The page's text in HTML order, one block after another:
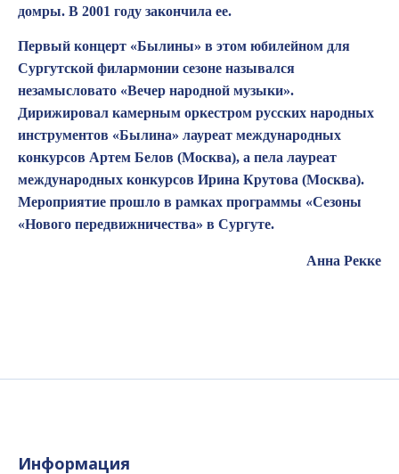
домры. В 2001 году закончила ее.
Первый концерт «Былины» в этом юбилейном для
Сургутской филармонии сезоне назывался
незамысловато «Вечер народной музыки».
Дирижировал камерным оркестром русских народных
инструментов «Былина» лауреат международных
конкурсов Артем Белов (Москва), а пела лауреат
международных конкурсов Ирина Крутова (Москва).
Мероприятие прошло в рамках программы «Сезоны
«Нового передвижничества» в Сургуте.
Анна Рекке
Информация